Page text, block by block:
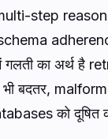
step
गलती का अर्थ है
भी बदतर,
को दूषित